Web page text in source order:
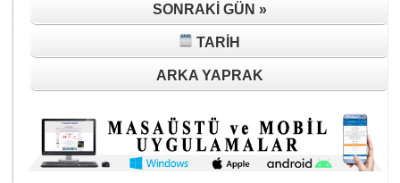
SONRAKI GÜN »
TARIH
ARKA YAPRAK